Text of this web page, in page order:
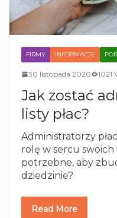
FIRMY INFORMACJE
30 listopada 2020 1021
Jak zostać
listy płac?
Administratorzy
rolę w sercu swoich
potrzebne, aby
dziedzinie?
Read More